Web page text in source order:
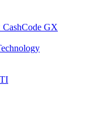
GX